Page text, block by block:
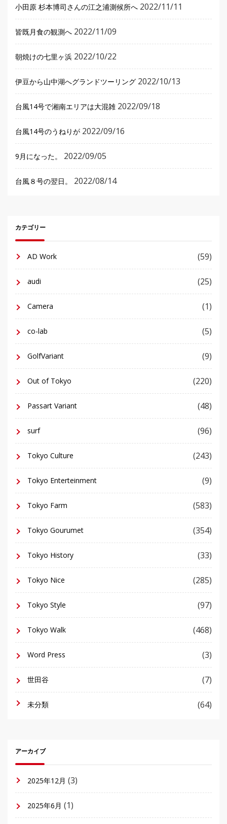
小田原 杉本博司さんの江之浦測候所へ 2022/11/11
皆既月食の観測へ 2022/11/09
朝焼けの七里ヶ浜 2022/10/22
伊豆から山中湖へグランドツーリング 2022/10/13
台風14号で湘南エリアは大混雑 2022/09/18
台風14号のうねりが 2022/09/16
9月になった。 2022/09/05
台風８号の翌日。 2022/08/14
カテゴリー
AD Work (59)
audi (25)
Camera (1)
co-lab (5)
GolfVariant (9)
Out of Tokyo (220)
Passart Variant (48)
surf (96)
Tokyo Culture (243)
Tokyo Enterteinment (9)
Tokyo Farm (583)
Tokyo Gourumet (354)
Tokyo History (33)
Tokyo Nice (285)
Tokyo Style (97)
Tokyo Walk (468)
Word Press (3)
世田谷 (7)
未分類 (64)
アーカイブ
2025年12月 (3)
2025年6月 (1)